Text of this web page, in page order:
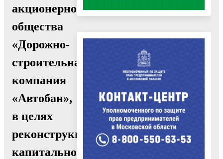
акционерного
общества
«Дорожно-
строительная
компания
«Автобан»,
в целях
реконструкции,
капитального